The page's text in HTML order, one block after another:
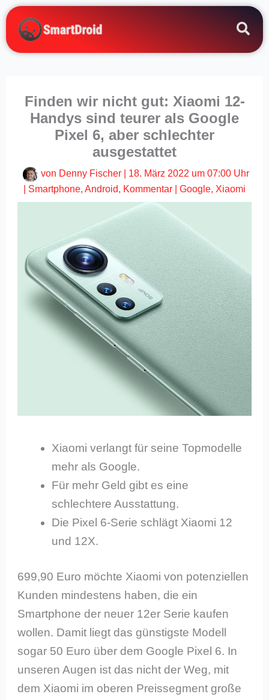
Zum
Inhalt
springen
Finden wir nicht gut: Xiaomi 12-
Handys sind teurer als Google
Pixel 6, aber schlechter
ausgestattet
von Denny Fischer
18. März 2022 um 07:00 Uhr
Smartphone, Android, Kommentar Google, Xiaomi
Xiaomi verlangt für seine Topmodelle
mehr als Google.
Für mehr Geld gibt es eine
schlechtere Ausstattung.
Die Pixel 6-Serie schlägt Xiaomi 12
und 12X.
699,90 Euro möchte Xiaomi von potenziellen
Kunden mindestens haben, die ein
Smartphone der neuer 12er Serie kaufen
wollen. Damit liegt das günstigste Modell
sogar 50 Euro über dem Google Pixel 6. In
unseren Augen ist das nicht der Weg, mit
dem Xiaomi im oberen Preissegment große